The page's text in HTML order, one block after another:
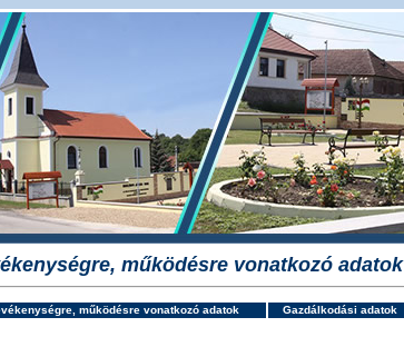
működésre vonatkozó adatok
működésre vonatkozó adatok Gazdálkodási adatok